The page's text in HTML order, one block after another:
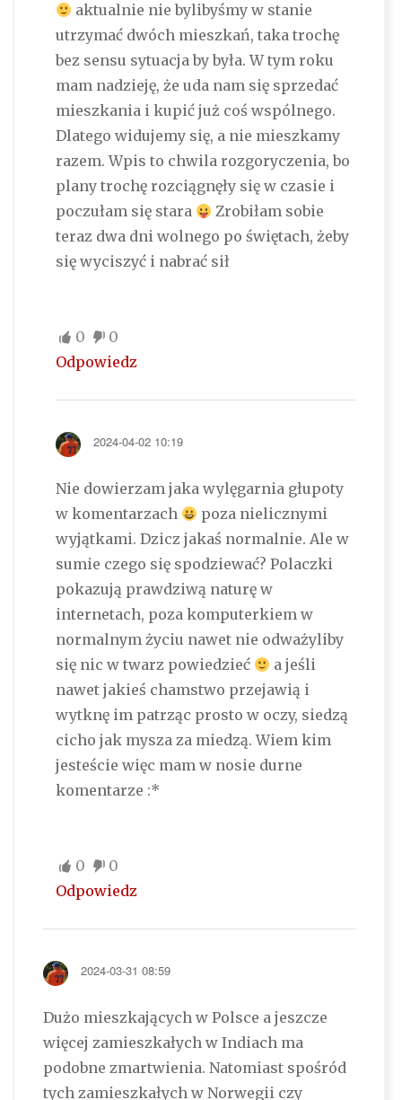
aktualnie nie bylibyśmy w stanie
utrzymać dwóch mieszkań, taka trochę
bez sensu sytuacja by była. W tym roku
mam nadzieję, że uda nam się sprzedać
mieszkania i kupić już coś wspólnego.
Dlatego widujemy się, a nie mieszkamy
razem. Wpis to chwila rozgoryczenia, bo
plany trochę rozciągnęły się w czasie i
poczułam się stara
Zrobiłam sobie
teraz dwa dni wolnego po świętach, żeby
się wyciszyć i nabrać sił
0
0
Odpowiedz
2024-04-02 10:19
Nie dowierzam jaka wylęgarnia głupoty
w komentarzach
poza nielicznymi
wyjątkami. Dzicz jakaś normalnie. Ale w
sumie czego się spodziewać? Polaczki
pokazują prawdziwą naturę w
internetach, poza komputerkiem w
normalnym życiu nawet nie odważyliby
się nic w twarz powiedzieć
a jeśli
nawet jakieś chamstwo przejawią i
wytknę im patrząc prosto w oczy, siedzą
cicho jak mysza za miedzą. Wiem kim
jesteście więc mam w nosie durne
komentarze :*
0
0
Odpowiedz
2024-03-31 08:59
Dużo mieszkających w Polsce a jeszcze
więcej zamieszkałych w Indiach ma
podobne zmartwienia. Natomiast spośród
tych zamieszkałych w Norwegii czy